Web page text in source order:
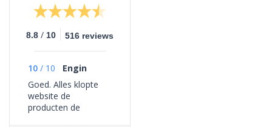
8.8 / 10 516 reviews
10 / 10
Engin
Goed. Alles klopte
website de
producten de